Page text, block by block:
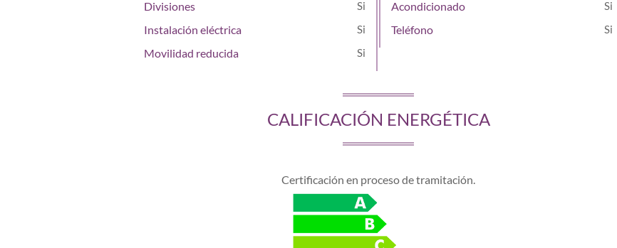
Divisiones
Acondicionado
Instalación eléctrica
Teléfono
Movilidad reducida
CALIFICACIÓN ENERGÉTICA
Certificación en proceso de tramitación.